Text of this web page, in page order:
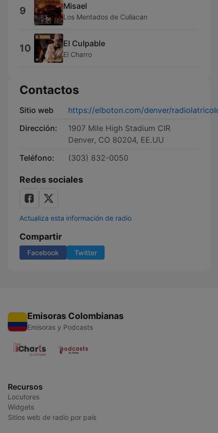
9 Misael
Los Mentados de Culiacan
10 El Culpable
El Charro
Contactos
Sitio web
https://elboton.com/denver/
Dirección:
1907 Mile High Stadium CIR
Denver, CO 80204, EE.UU
Teléfono:
(303) 832-0050
Redes sociales
Actualiza esta información de radio
Compartir
Facebook Twitter
Emisoras Colombianas
Emisoras y Podcasts
Recursos
Locutores
Widgets
Sitios web de radio por país